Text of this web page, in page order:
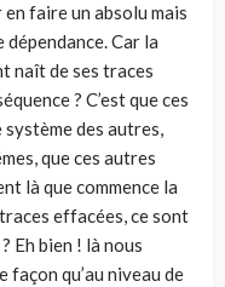
faire un absolu mais
Car la
naît de ses traces
? C’est que ces
des autres,
que ces autres
là que commence la
effacées, ce sont
Eh bien ! là nous
façon qu’au niveau de